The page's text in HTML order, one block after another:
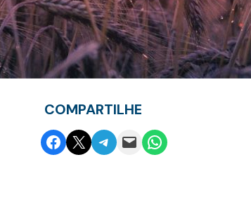
COMPARTILHE
Share on Facebook
Share on X Share on Telegram
Email this PageShare on WhatsApp